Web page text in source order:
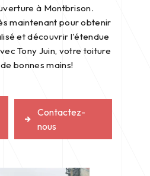
à Montbrison.
maintenant pour obtenir
et découvrir l'étendue
Tony Juin, votre toiture
bonnes mains!
Contactez-
nous